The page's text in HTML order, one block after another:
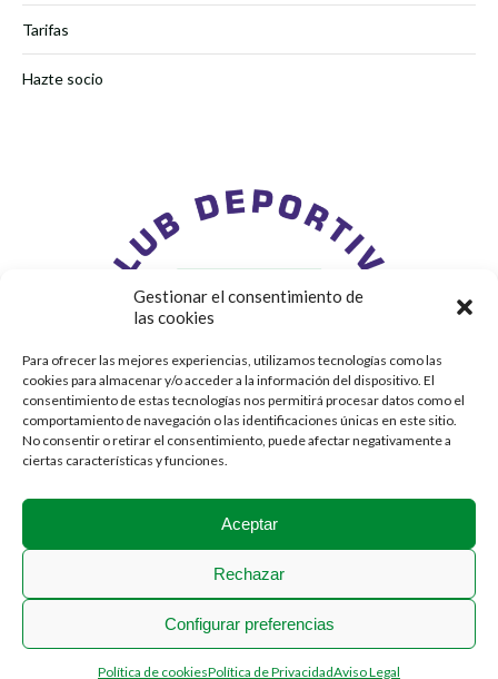
Gestionar el consentimiento de
las cookies
Para ofrecer las mejores experiencias, utilizamos tecnologías como las
cookies para almacenar y/o acceder a la información del dispositivo. El
consentimiento de estas tecnologías nos permitirá procesar datos como el
comportamiento de navegación o las identificaciones únicas en este sitio.
No consentir o retirar el consentimiento, puede afectar negativamente a
ciertas características y funciones.
Aceptar
Rechazar
Configurar preferencias
Política de cookiesPolítica de PrivacidadAviso Legal
Tarifas
Hazte socio
2018 © Stadium Casablanca